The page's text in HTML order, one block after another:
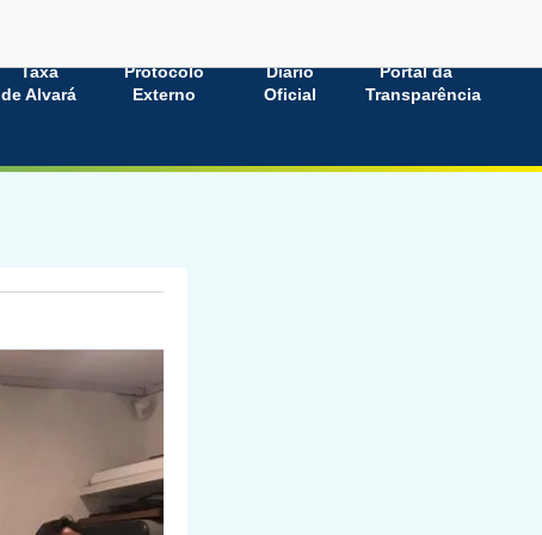
Taxa
de Alvará
Protocolo
Externo
Diário
Oficial
Portal da
Transparência